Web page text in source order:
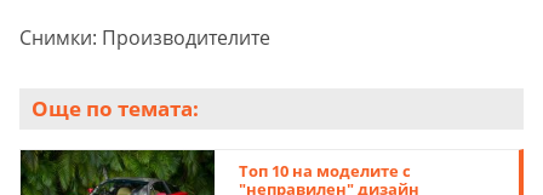
Снимки: Производителите
Още по темата:
Топ 10 на моделите с
"неправилен" дизайн